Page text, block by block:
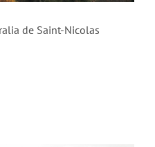
de Saint-Nicolas